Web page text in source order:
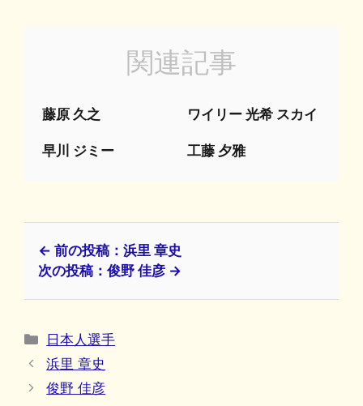
関連記事
藤原 久之 ワイリー 光希 スカイ
早川 ジミー 工藤 夕雅
← 前の投稿：浜里 章史
次の投稿：俊野 佳彦 →
カ
テ
ゴ
リ
日本人選手
浜里 章史
俊野 佳彦